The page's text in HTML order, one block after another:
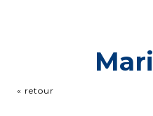
« retour